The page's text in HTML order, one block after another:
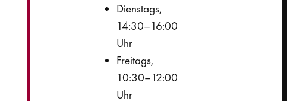
Dienstags,
14:30–16:00
Uhr
Freitags,
10:30–12:00
Uhr